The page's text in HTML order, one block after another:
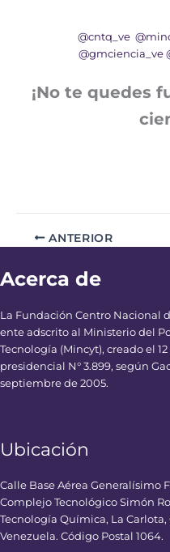
@cntq_ve
@gmciencia_ve
¡No te quedes
ANTERIOR
Acerca de
La Fundación Centro Nacional
ente adscrito al Ministerio del
Tecnología (Mincyt), creado el
presidencial N° 3.899, según
septiembre de 2005.
Ubicación
Calle Base Aérea Generalísimo
Complejo Tecnológico Simón
Tecnología Química, La Carlota,
Venezuela. Código Postal 1064.